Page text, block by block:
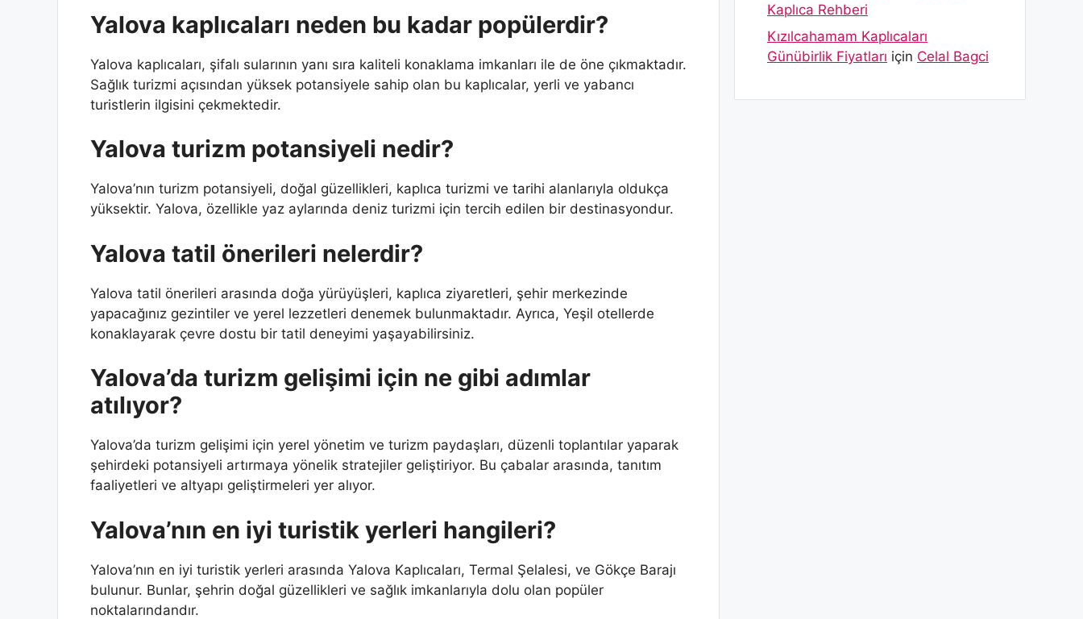
Yalova kaplıcaları neden bu kadar popülerdir?
Yalova kaplıcaları, şifalı sularının yanı sıra kaliteli konaklama imkanları ile de öne çıkmaktadır.
Sağlık turizmi açısından yüksek potansiyele sahip olan bu kaplıcalar, yerli ve yabancı
turistlerin ilgisini çekmektedir.
Yalova turizm potansiyeli nedir?
Yalova’nın turizm potansiyeli, doğal güzellikleri, kaplıca turizmi ve tarihi alanlarıyla oldukça
yüksektir. Yalova, özellikle yaz aylarında deniz turizmi için tercih edilen bir destinasyondur.
Yalova tatil önerileri nelerdir?
Yalova tatil önerileri arasında doğa yürüyüşleri, kaplıca ziyaretleri, şehir merkezinde
yapacağınız gezintiler ve yerel lezzetleri denemek bulunmaktadır. Ayrıca, Yeşil otellerde
konaklayarak çevre dostu bir tatil deneyimi yaşayabilirsiniz.
Yalova’da turizm gelişimi için ne gibi adımlar
atılıyor?
Yalova’da turizm gelişimi için yerel yönetim ve turizm paydaşları, düzenli toplantılar yaparak
şehirdeki potansiyeli artırmaya yönelik stratejiler geliştiriyor. Bu çabalar arasında, tanıtım
faaliyetleri ve altyapı geliştirmeleri yer alıyor.
Yalova’nın en iyi turistik yerleri hangileri?
Yalova’nın en iyi turistik yerleri arasında Yalova Kaplıcaları, Termal Şelalesi, ve Gökçe Barajı
bulunur. Bunlar, şehrin doğal güzellikleri ve sağlık imkanlarıyla dolu olan popüler
noktalarındandır.
Kaplıca Rehberi
Kızılcahamam Kaplıcaları
Günübirlik Fiyatları için Celal Bagci